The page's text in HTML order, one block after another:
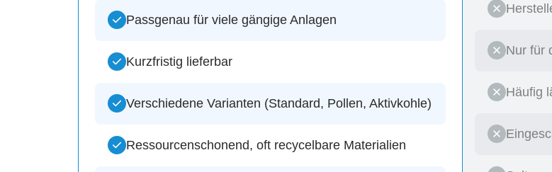
Passgenau für viele gängige Anlagen
Kurzfristig lieferbar
Verschiedene Varianten (Standard, Pollen, Aktivkohle)
Ressourcenschonend, oft recycelbare Materialien
Nur für
Häufig